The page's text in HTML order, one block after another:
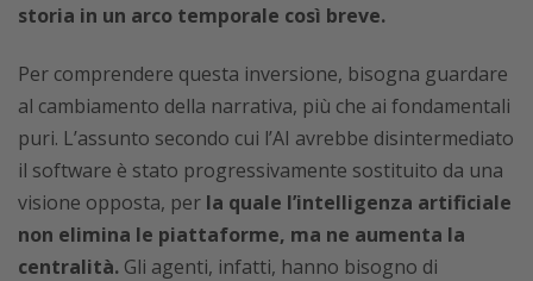
storia in un arco temporale così breve.
Per comprendere questa inversione, bisogna guardare
al cambiamento della narrativa, più che ai fondamentali
puri. L’assunto secondo cui l’AI avrebbe disintermediato
il software è stato progressivamente sostituito da una
visione opposta, per la quale l’intelligenza artificiale
non elimina le piattaforme, ma ne aumenta la
centralità. Gli agenti, infatti, hanno bisogno di